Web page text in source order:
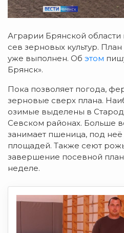
Аграрии Брянской
сев зерновых культур. План
уже выполнен. Об этом
Брянск».
Пока позволяет погода,
зерновые сверх плана.
озимые выделены в
Севском районах. Больше
занимает пшеница, под неё
площадей. Также сеют
завершение посевной
неделе.